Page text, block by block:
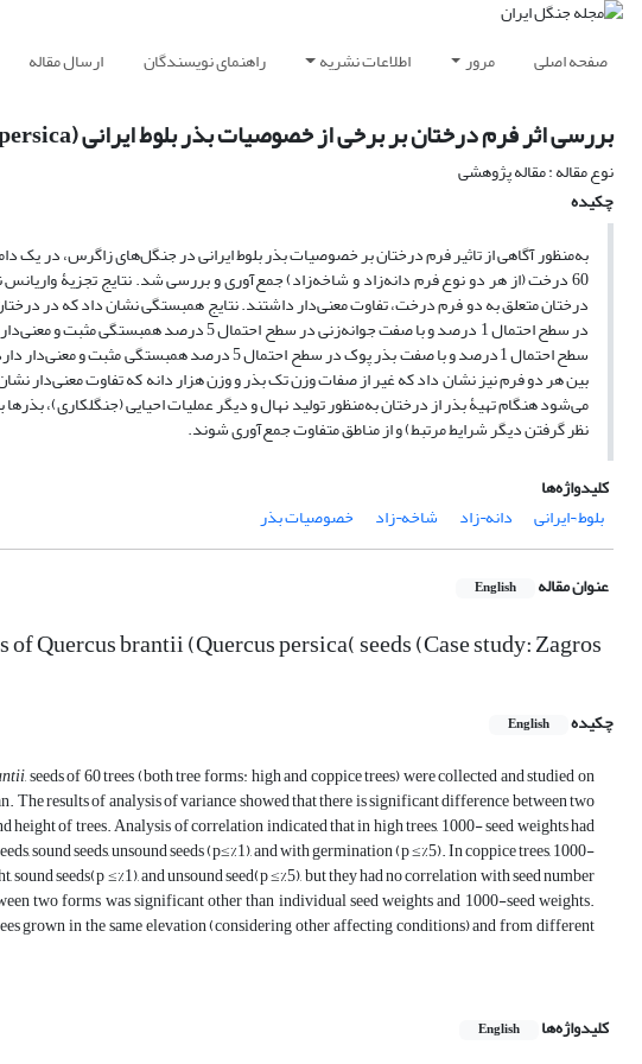
صفحه اصلی مرور اطلاعات نشریه راهنمای نویسندگان ارسال مقاله
بررسی اثر فرم درختان بر برخی از خصوصیات بذر بلوط ایرانی (Quercus persica) (مطالعۀ موردی: جنگل¬های زاگرس گیلانغرب)
نوع مقاله : مقاله پژوهشی
چکیده
60 درخت (از هر دو نوع فرم دانه‌زاد و شاخه‌زاد) جمع‌آوری و بررسی شد. نتایج تجزیۀ
درختان متعلق به دو فرم درخت، تفاوت معنی‌دار داشتند. نتایج همبستگی نشان داد که در
در سطح احتمال 1 درصد و با صفت جوانه‌زنی در
سطح احتمال 1درصد و با صفت بذر پوک در سطح احتمال
بین هر دو فرم نیز نشان داد که غیر از صفات وزن تک بذر و وزن هزار دانه که تفاوت معنی‌دار
می‌شود هنگام تهیۀ بذر از درختان به‌منظور تولید نهال و دیگر عملیات احیایی (جنگلکاری)، بذرها
نظر گرفتن دیگر شرایط مرتبط) و از مناطق متفاوت جمع‌آوری شوند.
کلیدواژه‌ها
بلوط ¬ایرانی
دانه¬زاد شاخه¬زاد خصوصیات بذر
عنوان مقاله English
Quercus brantii (Quercus persica( seeds (Case study: Zagros
چکیده English
, seeds of 60 trees (both tree forms: high and coppice trees) were collected and studied on
results of analysis of variance showed that there is significant difference between two
height of trees. Analysis of correlation indicated that in high trees, 1000- seed weights had
sound seeds, unsound seeds (p≤%1), and with germination (p ≤%5). In coppice trees, 1000-
seeds(p ≤%1), and unsound seed(p ≤%5), but they had no correlation with seed number
two forms was significant other than individual seed weights and 1000-seed weights.
grown in the same elevation (considering other affecting conditions) and from different
کلیدواژه‌ها English